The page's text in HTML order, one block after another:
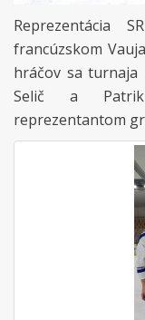
Reprezentácia
francúzskom
hráčov sa turnaja
Selič a Patrik
reprezentantom